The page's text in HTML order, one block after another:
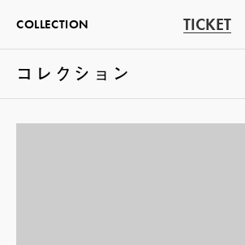
COLLECTION TICKET
コレクション
展示室1